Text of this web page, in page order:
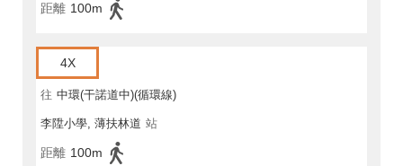
距離 100m
4X
往 中環(干諾道中)(循環線)
李陞小學, 薄扶林道 站
距離 100m